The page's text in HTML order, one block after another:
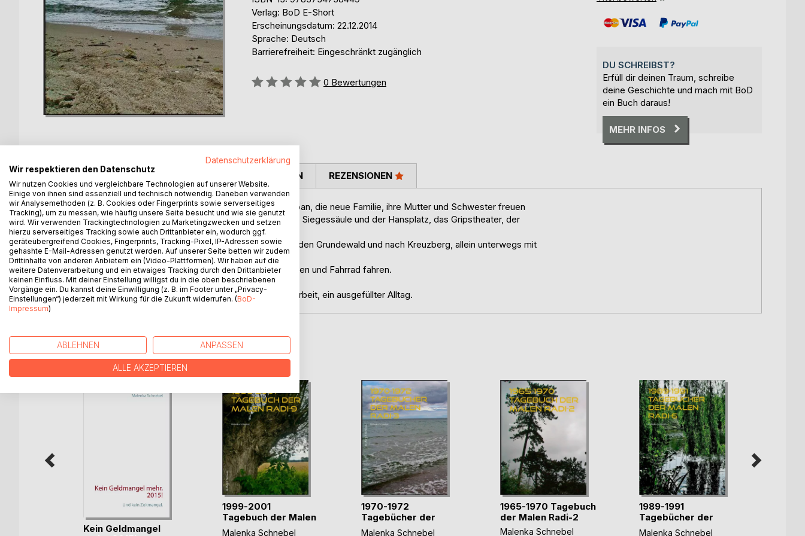
Verlag: BoD E-Short
Erscheinungsdatum: 22.12.2014
Sprache: Deutsch
Barrierefreiheit: Eingeschränkt zugänglich
Bewertung::
0 Bewertungen
DU SCHREIBST?
Erfüll dir deinen Traum, schreibe
deine Geschichte und mach mit BoD
ein Buch daraus!
MEHR INFOS
BESCHREIBUNG
Umzug von München nach Berlin. Der Vater geht nach Japan, die neue Familie, ihre Mutter und Schwester freuen
sich. Sie wohnen in Siegmundshof, im Studentenheim. Die Siegessäule und der Hansplatz, das Gripstheater, der
Schülerladen und die Freundinnen sind der Spielplatz.
Westberlin eine große Stadt wird kindlich entdeckt. Bis in den Grundewald und nach Kreuzberg, allein unterwegs mit
der U- und S-Bahn.
Eine freie Jugend, mit Ballett- und Klavierstunden, mit Reiten und Fahrrad fahren.
Dann vom Chor, bis zur pollitischen Schüler- und Theaterarbeit, ein ausgefüllter Alltag.
AUTOR/IN PRESSESTIMMEN REZENSIONEN
WEITERE TITEL BEIBoD
Kein Geldmangel
1999-2001
Tagebuch der Malen
Radi-9
Malenka Schnebel
1970-1972
Tagebücher der
Malen Radi-3
Malenka Schnebel
1965-1970 Tagebuch
der Malen Radi-2
Malenka Schnebel
1989-1991
Tagebücher der
Malen Radi-6
Malenka Schnebel
Datenschutzerklärung
Wir respektieren den Datenschutz
Wir nutzen Cookies und vergleichbare Technologien auf unserer Website.
Einige von ihnen sind essenziell und technisch notwendig. Daneben verwenden
wir Analysemethoden (z. B. Cookies oder Fingerprints sowie serverseitiges
Tracking), um zu messen, wie häufig unsere Seite besucht und wie sie genutzt
wird. Wir verwenden Trackingtechnologien zu Marketingzwecken und setzen
hierzu serverseitiges Tracking sowie auch Drittanbieter ein, wodurch ggf.
geräteübergreifend Cookies, Fingerprints, Tracking-Pixel, IP-Adressen sowie
gehashte E-Mail-Adressen genutzt werden. Auf unserer Seite betten wir zudem
Drittinhalte von anderen Anbietern ein (Video-Plattformen). Wir haben auf die
weitere Datenverarbeitung und ein etwaiges Tracking durch den Drittanbieter
keinen Einfluss. Mit deiner Einstellung willigst du in die oben beschriebenen
Vorgänge ein. Du kannst deine Einwilligung (z. B. im Footer unter „Privacy-
Einstellungen“) jederzeit mit Wirkung für die Zukunft widerrufen. (BoD-
Impressum)
ABLEHNEN ANPASSEN
ALLE AKZEPTIEREN